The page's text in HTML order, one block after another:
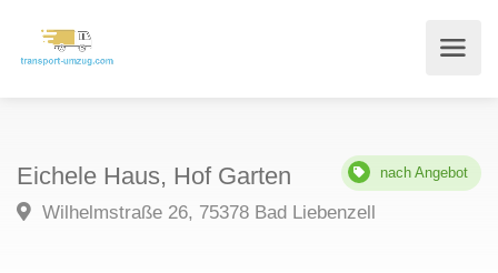
Eichele Haus, Hof Garten nach Angebot
Wilhelmstraße 26, 75378 Bad Liebenzell